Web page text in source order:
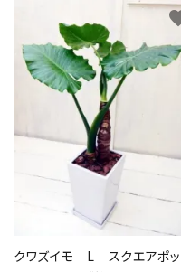
クワズイモ L スクエアポッ